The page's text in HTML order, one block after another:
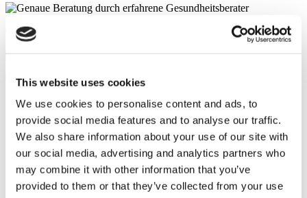
This website uses cookies
We use cookies to personalise content and ads, to
provide social media features and to analyse our traffic.
We also share information about your use of our site with
our social media, advertising and analytics partners who
may combine it with other information that you’ve
provided to them or that they’ve collected from your use
Genaue Beratung durch erfahrene Gesundheitsberater
Optionen für medizinische Kredite und Krankenversicherungen
Ähnliche Kliniken
Luna Klinik
Istanbul European Center